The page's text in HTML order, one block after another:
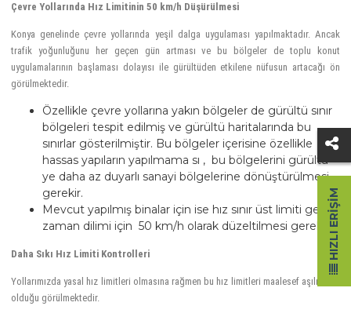
Çevre Yollarında Hız Limitinin 50 km/h Düşürülmesi
Konya genelinde çevre yollarında yeşil dalga uygulaması yapılmaktadır. Ancak
trafik yoğunluğunu her geçen gün artması ve bu bölgeler de toplu konut
uygulamalarının başlaması dolayısı ile gürültüden etkilene nüfusun artacağı ön
görülmektedir.
Özellikle çevre yollarına yakın bölgeler de gürültü sınır
bölgeleri tespit edilmiş ve gürültü haritalarında bu
sınırlar gösterilmiştir. Bu bölgeler içerisine özellikle
hassas yapıların yapılmama sı , bu bölgelerini gürültü
ye daha az duyarlı sanayi bölgelerine dönüştürülmesi
gerekir.
Mevcut yapılmış binalar için ise hız sınır üst limiti gece
zaman dilimi için 50 km/h olarak düzeltilmesi gerekir.
Daha Sıkı Hız Limiti Kontrolleri
Yollarımızda yasal hız limitleri olmasına rağmen bu hız limitleri maalesef aşılmakta
olduğu görülmektedir.
HIZLI ERIŞIM